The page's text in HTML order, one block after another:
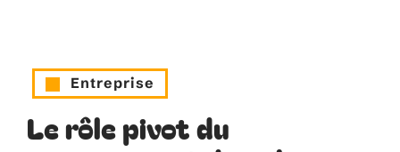
Entreprise
Le rôle pivot du